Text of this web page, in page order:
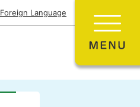
Foreign Language